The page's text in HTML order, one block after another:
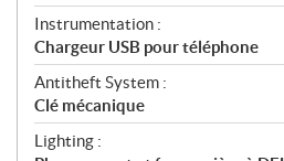
Instrumentation :
Chargeur USB pour téléphone
Antitheft System :
Clé mécanique
Lighting :